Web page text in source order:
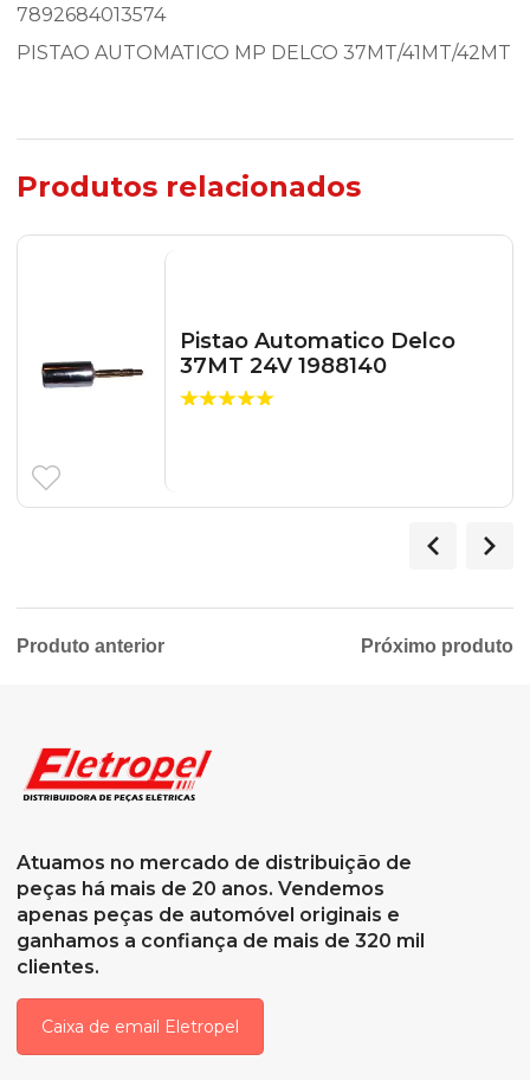
7892684013574
PISTAO AUTOMATICO MP DELCO 37MT/41MT/42MT
Produtos relacionados
Pistao Automatico Delco
37MT 24V 1988140
Produto anterior Próximo produto
Atuamos no mercado de distribuição de
peças há mais de 20 anos. Vendemos
apenas peças de automóvel originais e
ganhamos a confiança de mais de 320 mil
clientes.
Caixa de email Eletropel